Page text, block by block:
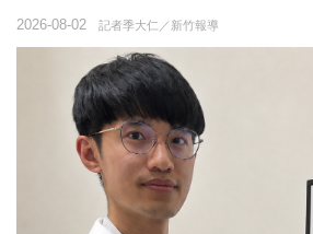
記者季大仁／新竹報導
2026-08-02